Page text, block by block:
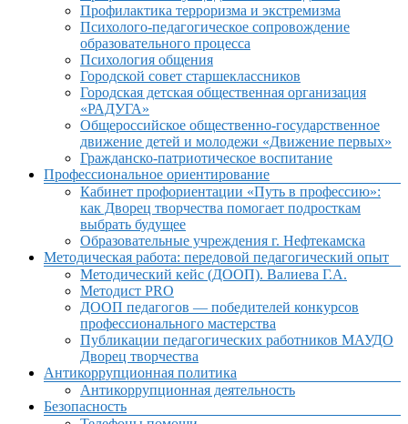
Профилактика терроризма и экстремизма
Психолого-педагогическое сопровождение
образовательного процесса
Психология общения
Городской совет старшеклассников
Городская детская общественная организация
«РАДУГА»
Общероссийское общественно-государственное
движение детей и молодежи «Движение первых»
Гражданско-патриотическое воспитание
Профессиональное ориентирование
Кабинет профориентации «Путь в профессию»:
как Дворец творчества помогает подросткам
выбрать будущее
Образовательные учреждения г. Нефтекамска
Методическая работа: передовой педагогический опыт
Методический кейс (ДООП). Валиева Г.А.
Методист PRO
ДООП педагогов — победителей конкурсов
профессионального мастерства
Публикации педагогических работников МАУДО
Дворец творчества
Антикоррупционная политика
Антикоррупционная деятельность
Безопасность